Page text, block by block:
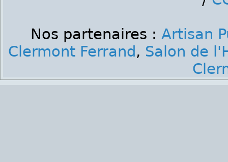
Nos partenaires : Artisan
Clermont Ferrand , Salon de